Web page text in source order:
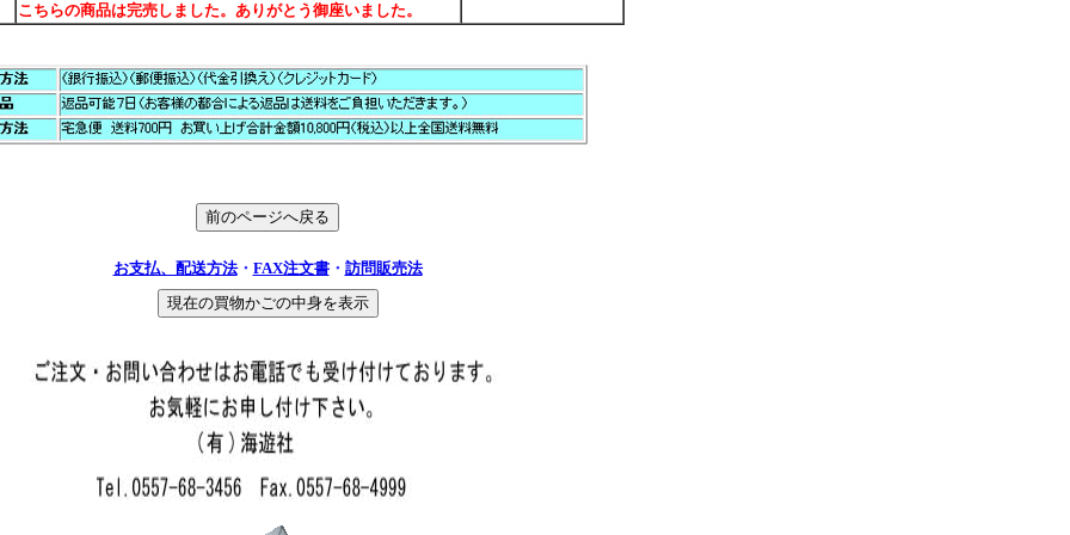
こちらの商品は完売しました。ありがとう御座いました。
お支払、配送方法・ FAX注文書・ 訪問販売法